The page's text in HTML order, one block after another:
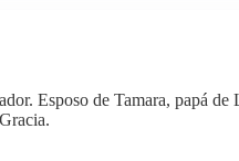
Esposo de Tamara, papá